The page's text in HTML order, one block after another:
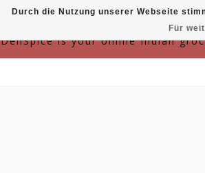
DeliSpice is your online Indian
Durch die Nutzung unserer Webseite
Für